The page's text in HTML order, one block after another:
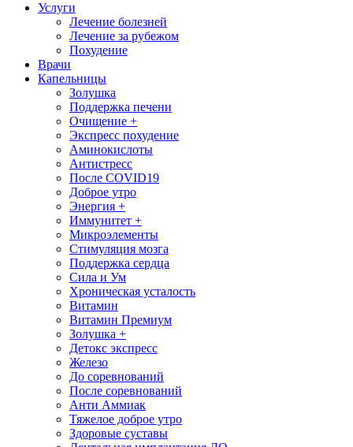
Услуги
Лечение болезней
Лечение за рубежом
Похудение
Врачи
Капельницы
Золушка
Поддержка печени
Очищение +
Экспресс похудение
Аминокислоты
Антистресс
После COVID19
Доброе утро
Энергия +
Иммунитет +
Микроэлементы
Стимуляция мозга
Поддержка сердца
Сила и Ум
Хроническая усталость
Витамин
Витамин Премиум
Золушка +
Детокс экспресс
Железо
До соревнований
После соревнований
Анти Аммиак
Тяжелое доброе утро
Здоровые суставы